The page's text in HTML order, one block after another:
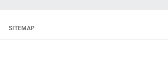
SITEMAP